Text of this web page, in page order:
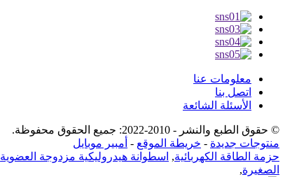
معلومات عنا
اتصل بنا
الأسئلة الشائعة
© حقوق الطبع والنشر - 2010-2022: جميع الحقوق محفوظة.
منتوجات جديدة - خريطة الموقع - أمبير موبايل
حزمة الطاقة الكهربائية, اسطوانة هيدروليكية مزدوجة العضوية
الصغيرة,